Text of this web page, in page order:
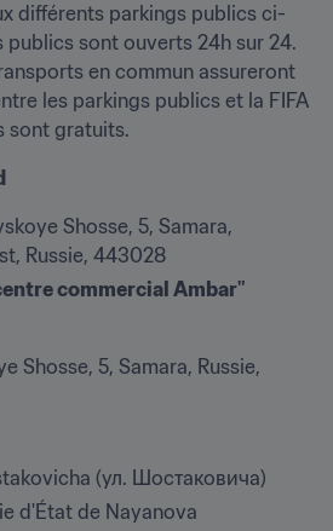
différents parkings publics ci-
publics sont ouverts 24h sur 24.
en commun assureront
les parkings publics et la FIFA
sont gratuits.
Shosse, 5, Samara,
Russie, 443028
commercial Ambar"
Shosse, 5, Samara, Russie,
(ул. Шостаковича)
d'État de Nayanova